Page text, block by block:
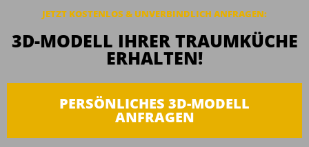
JETZT KOSTENLOS & UNVERBINDLICH ANFRAGEN:
3D-MODELL IHRER TRAUMKÜCHE
ERHALTEN!
PERSÖNLICHES 3D-MODELL
ANFRAGEN